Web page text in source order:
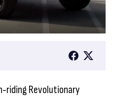
riding Revolutionary